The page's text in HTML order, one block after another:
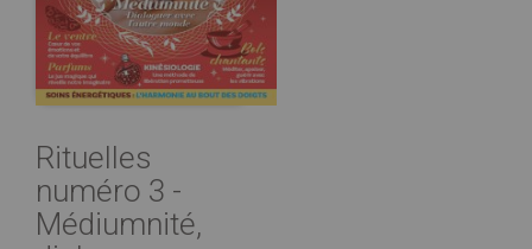
Rituelles
numéro 3 -
Médiumnité,